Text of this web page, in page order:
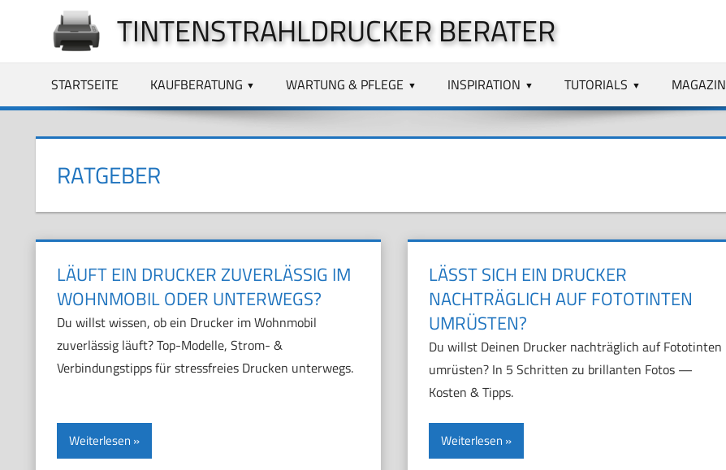
springen
TINTENSTRAHLDRUCKER BERATER
STARTSEITE KAUFBERATUNG WARTUNG & PFLEGE INSPIRATION TUTORIALS MAGAZIN
RATGEBER
LÄUFT EIN DRUCKER ZUVERLÄSSIG IM
WOHNMOBIL ODER UNTERWEGS?
Du willst wissen, ob ein Drucker im Wohnmobil
zuverlässig läuft? Top-Modelle, Strom- &
Verbindungstipps für stressfreies Drucken unterwegs.
Weiterlesen
LÄSST SICH EIN DRUCKER
NACHTRÄGLICH AUF FOTOTINTEN
UMRÜSTEN?
Du willst Deinen Drucker nachträglich auf Fototinten
umrüsten? In 5 Schritten zu brillanten Fotos —
Kosten & Tipps.
Weiterlesen